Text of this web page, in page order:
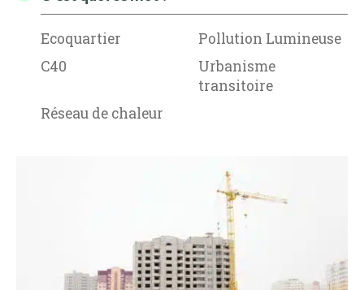
Ecoquartier
Pollution Lumineuse
C40
Urbanisme
transitoire
Réseau de chaleur